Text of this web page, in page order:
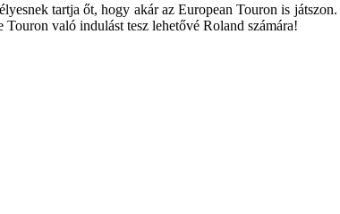
tartja őt, hogy akár az European Touron is
való indulást tesz lehetővé Roland számára!